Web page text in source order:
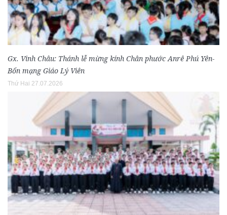
Gx. Vinh Châu: Thánh lễ mừng kính Chân phước Anrê Phú Yên-
Bổn mạng Giáo Lý Viên
Thứ Hai 27.07.2026